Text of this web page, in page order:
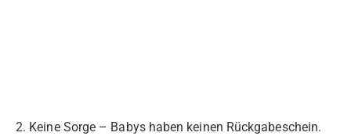
2. Keine Sorge – Babys haben keinen Rückgabeschein.